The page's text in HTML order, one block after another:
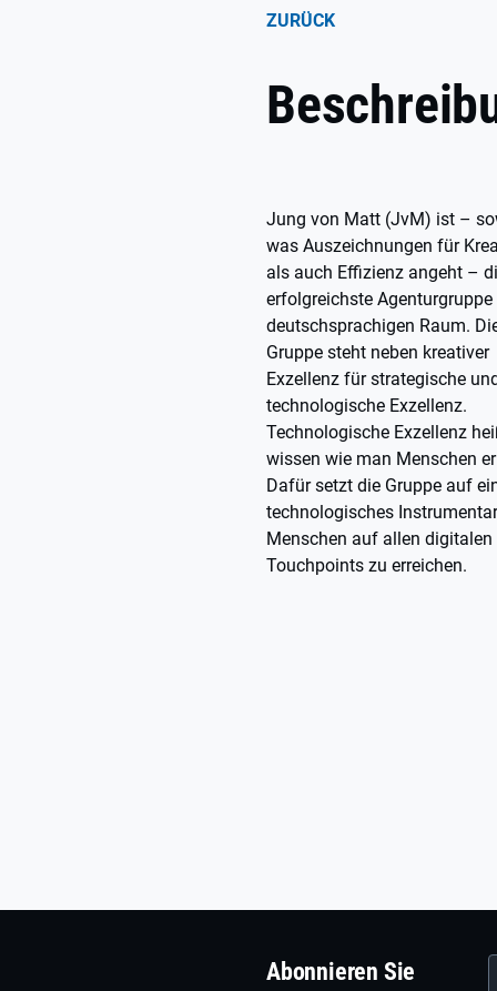
ZURÜCK
Jung von Matt (JvM) ist –
was Auszeichnungen für
als auch Effizienz angeht –
erfolgreichste
deutschsprachigen Raum.
Gruppe steht neben kreativer
Exzellenz für strategische
technologische Exzellenz.
Technologische Exzellenz
wissen wie man Menschen
Dafür setzt die Gruppe auf
technologisches
Menschen auf allen digitalen
Touchpoints zu erreichen.
Abonnieren Sie